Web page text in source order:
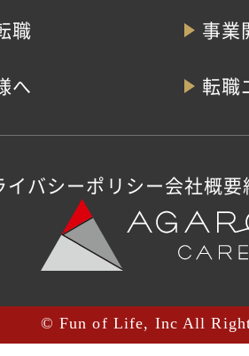
職 事業
へ 転職
イバシーポリシー会社概要
© Fun of Life, Inc All Right